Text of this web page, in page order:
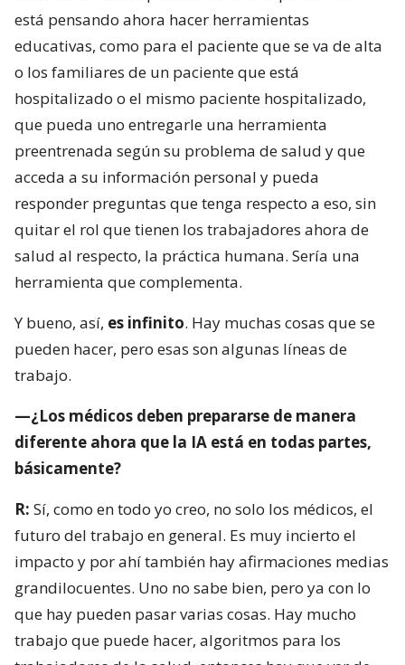
está pensando ahora hacer herramientas
educativas, como para el paciente que se va de alta
o los familiares de un paciente que está
hospitalizado o el mismo paciente hospitalizado,
que pueda uno entregarle una herramienta
preentrenada según su problema de salud y que
acceda a su información personal y pueda
responder preguntas que tenga respecto a eso, sin
quitar el rol que tienen los trabajadores ahora de
salud al respecto, la práctica humana. Sería una
herramienta que complementa.
Y bueno, así, es infinito. Hay muchas cosas que se
pueden hacer, pero esas son algunas líneas de
trabajo.
—¿Los médicos deben prepararse de manera
diferente ahora que la IA está en todas partes,
básicamente?
R: Sí, como en todo yo creo, no solo los médicos, el
futuro del trabajo en general. Es muy incierto el
impacto y por ahí también hay afirmaciones medias
grandilocuentes. Uno no sabe bien, pero ya con lo
que hay pueden pasar varias cosas. Hay mucho
trabajo que puede hacer, algoritmos para los